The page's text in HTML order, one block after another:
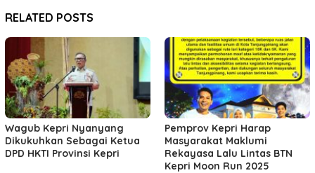
RELATED POSTS
Wagub Kepri Nyanyang
Dikukuhkan Sebagai Ketua
DPD HKTI Provinsi Kepri
Pemprov Kepri Harap
Masyarakat Maklumi
Rekayasa Lalu Lintas BTN
Kepri Moon Run 2025